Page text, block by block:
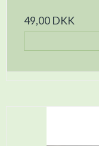
49,00 DKK